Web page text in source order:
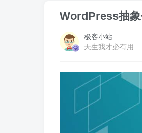
WordPress抽
极客小站
天生我才必有用